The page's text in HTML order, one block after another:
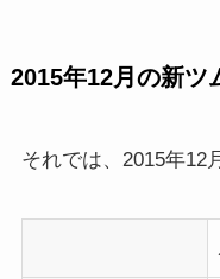
2015年12月の新ツ
それでは、2015年12